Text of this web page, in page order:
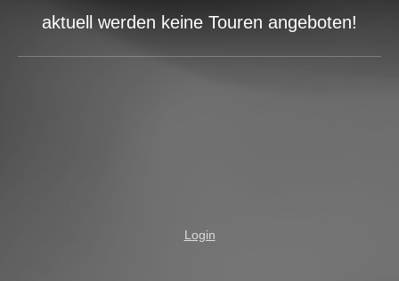
aktuell werden keine Touren angeboten!
Login